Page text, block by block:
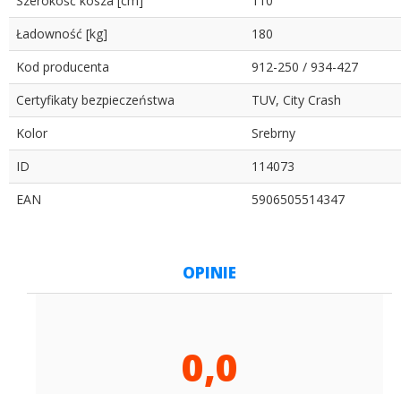
Ładowność [kg]
180
Kod producenta
912-250 / 934-427
Certyfikaty bezpieczeństwa
TUV, City Crash
Kolor
Srebrny
ID
114073
EAN
5906505514347
OPINIE
0,0